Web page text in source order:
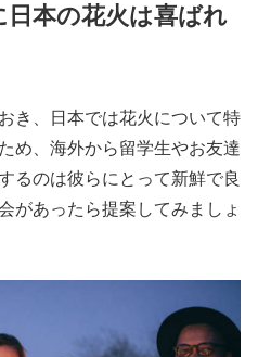
本の花火は喜ばれ
き、日本では花火について特
め、海外から留学生やお友達
るのは彼らにとって新鮮で良
があったら提案してみましょ